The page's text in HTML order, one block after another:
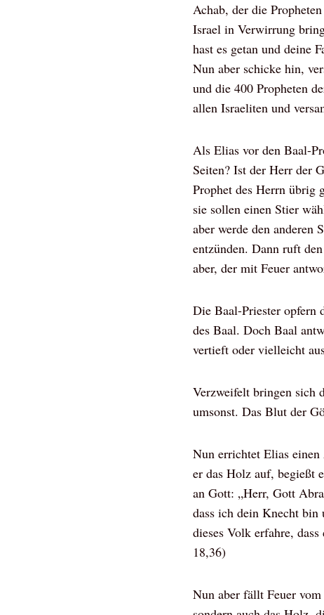
Achab, der die
Israel in Verwirrung
hast es getan und deine
Nun aber schicke hin,
und die 400 Propheten
allen Israeliten und
Als Elias vor den Baal-
Seiten? Ist der Herr der
Prophet des Herrn übrig
sie sollen einen Stier
aber werde den anderen
entzünden. Dann ruft
aber, der mit Feuer
Die Baal-Priester opfern
des Baal. Doch Baal
vertieft oder vielleicht
Verzweifelt bringen sich
umsonst. Das Blut der
Nun errichtet Elias
er das Holz auf, begießt
an Gott: „Herr, Gott
dass ich dein Knecht
dieses Volk erfahre,
18,36)
Nun aber fällt Feuer